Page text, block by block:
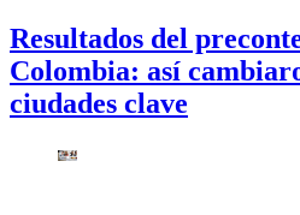
Resultados del
Colombia: así
ciudades clave